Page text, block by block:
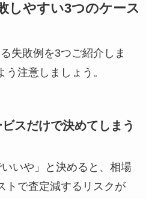
しやすい3つのケース
失敗例を3つご紹介しま
注意しましょう。
スだけで決めてしまう
いいや」と決めると、相場
トで査定減するリスクが